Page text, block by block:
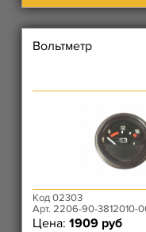
Вольтметр
Код 02303
Арт. 2206-90-3812010-
Цена: 1909 руб